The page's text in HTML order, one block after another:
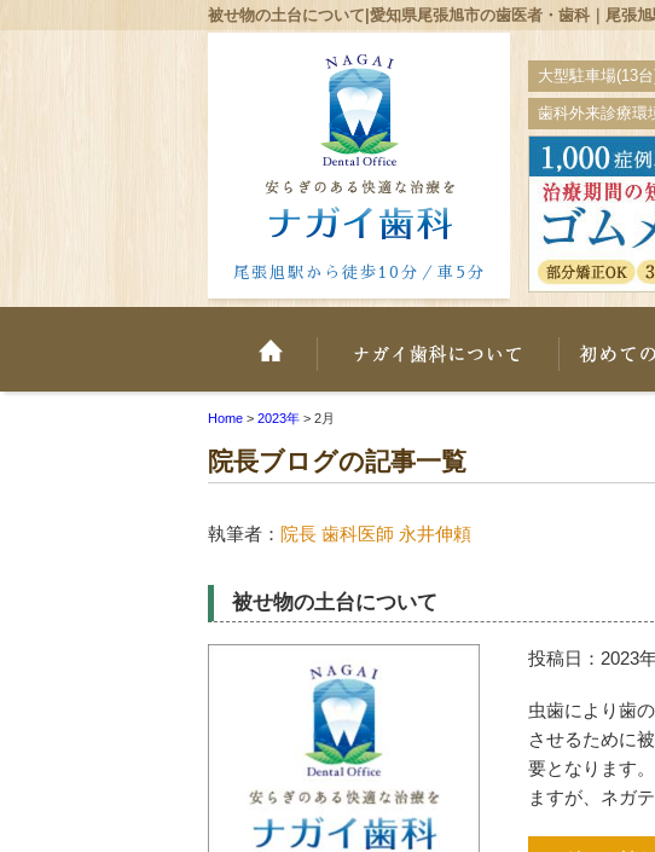
被せ物の土台について|愛知県尾張旭市の歯医者・歯科｜尾張
尾張旭駅から徒歩10分／車5分
大型駐車場(13
歯科外来診療環
ホーム ナガイ歯科
Home > 2023年 > 2月
院長ブログの記事一覧
執筆者： 院長 歯科医師 永井伸頼
被せ物の土台について
投稿日：2023
虫歯により歯
させるために
要となります
ますが、ネガ